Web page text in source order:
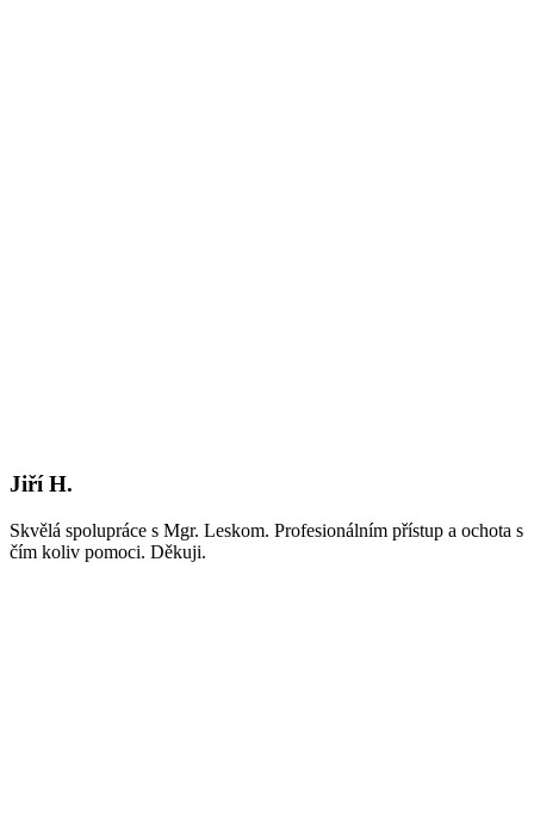
Jiří H.
Skvělá spolupráce s Mgr. Leskom. Profesionálním přístup a ochota s
čím koliv pomoci. Děkuji.